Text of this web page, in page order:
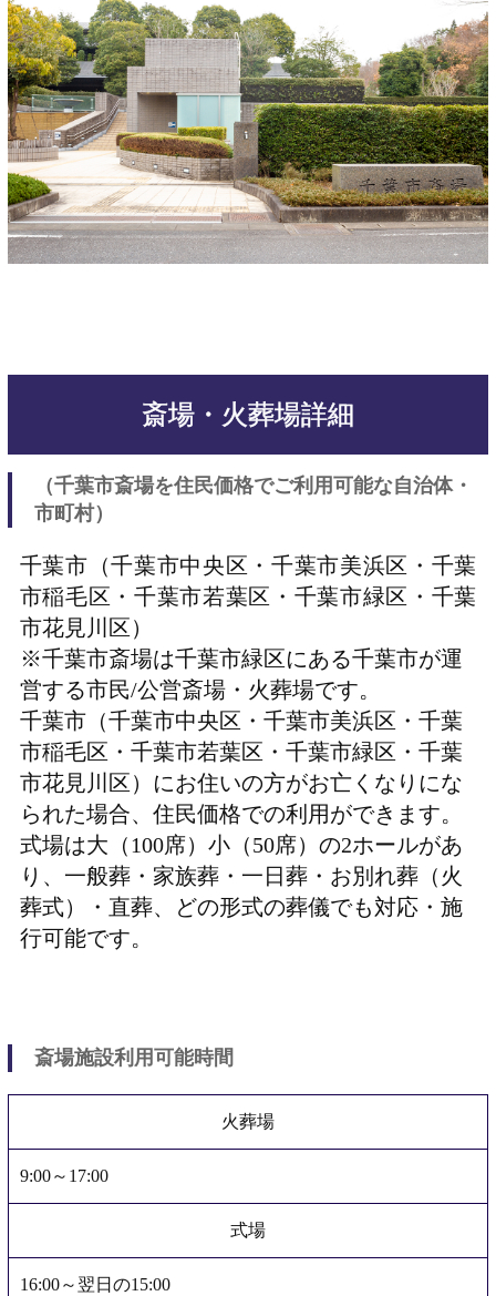
斎場・火葬場詳細
（千葉市斎場を住民価格でご利用可能な自治体・
市町村）
千葉市（千葉市中央区・千葉市美浜区・千葉
市稲毛区・千葉市若葉区・千葉市緑区・千葉
市花見川区）
※千葉市斎場は千葉市緑区にある千葉市が運
営する市民/公営斎場・火葬場です。
千葉市（千葉市中央区・千葉市美浜区・千葉
市稲毛区・千葉市若葉区・千葉市緑区・千葉
市花見川区）にお住いの方がお亡くなりにな
られた場合、住民価格での利用ができます。
式場は大（100席）小（50席）の2ホールがあ
り、一般葬・家族葬・一日葬・お別れ葬（火
葬式）・直葬、どの形式の葬儀でも対応・施
行可能です。
斎場施設利用可能時間
火葬場
9:00～17:00
式場
16:00～翌日の15:00